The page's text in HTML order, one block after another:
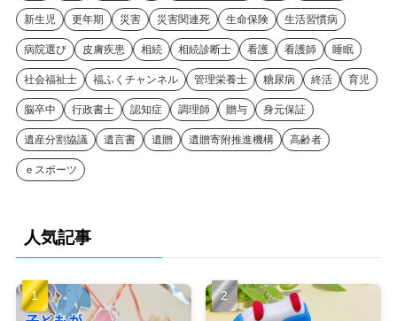
新生児 更年期 災害 災害関連死 生命保険 生活習慣病
病院選び 皮膚疾患 相続 相続診断士 看護 看護師 睡眠
社会福祉士 福ふくチャンネル 管理栄養士 糖尿病 終活 育児
脳卒中 行政書士 認知症 調理師 贈与 身元保証
遺産分割協議 遺言書 遺贈 遺贈寄附推進機構 高齢者
ｅスポーツ
人気記事